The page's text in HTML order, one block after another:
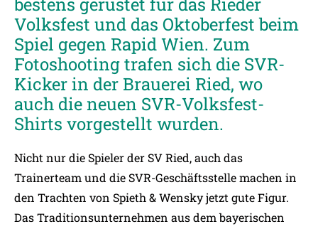
Volksfest und das Oktoberfest beim
Spiel gegen Rapid Wien. Zum
Fotoshooting trafen sich die SVR-
Kicker in der Brauerei Ried, wo
auch die neuen SVR-Volksfest-
Shirts vorgestellt wurden.
Nicht nur die Spieler der SV Ried, auch das
Trainerteam und die SVR-Geschäftsstelle machen in
den Trachten von Spieth & Wensky jetzt gute Figur.
Das Traditionsunternehmen aus dem bayerischen